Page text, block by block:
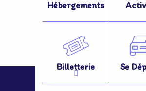
Hébergements
Billetterie Se